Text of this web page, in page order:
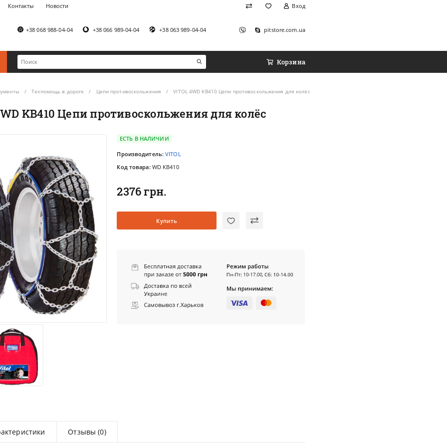
Контакты Новости Вход
+38 068 988-04-04 +38 066 989-04-04 +38 063 989-04-04 pitstore.com.ua
Корзина
Техпомощь в дороге Цепи противоскольжения VITOL 4WD KB410 Цепи противоскольжения для колёс
KB410 Цепи противоскольжения для колёс
ЕСТЬ В НАЛИЧИИ
Производитель:VITOL
Код товара: WD KB410
2376 грн.
Купить
Отзывы (0)